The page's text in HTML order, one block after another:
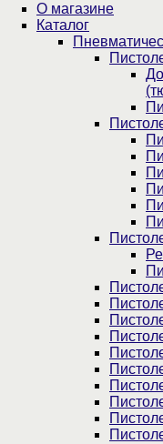
О магазине
Каталог